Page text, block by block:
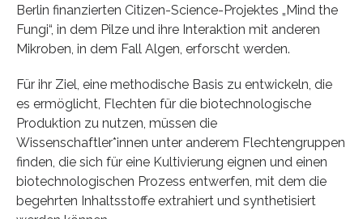
Berlin finanzierten Citizen-Science-Projektes „Mind the
Fungi“, in dem Pilze und ihre Interaktion mit anderen
Mikroben, in dem Fall Algen, erforscht werden.
Für ihr Ziel, eine methodische Basis zu entwickeln, die
es ermöglicht, Flechten für die biotechnologische
Produktion zu nutzen, müssen die
Wissenschaftler*innen unter anderem Flechtengruppen
finden, die sich für eine Kultivierung eignen und einen
biotechnologischen Prozess entwerfen, mit dem die
begehrten Inhaltsstoffe extrahiert und synthetisiert